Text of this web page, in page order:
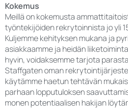
Kokemus
Meillä on kokemusta
työntekijöiden rekrytoinnista jo yli
Kuljemme kehityksen mukana ja
asiakkaamme ja heidän
hyvin, voidaksemme tarjota
Staffgaten oman
käytämme haetun tehtävän
parhaan lopputuloksen
monen potentiaalisen hakijan